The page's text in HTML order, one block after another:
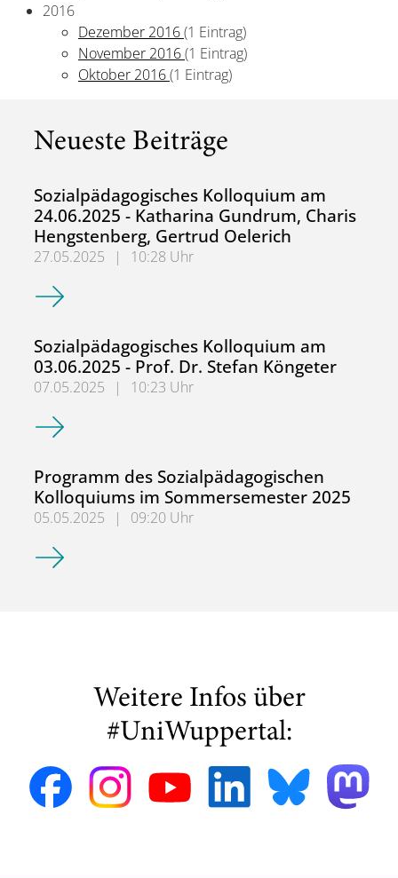
2016
Dezember 2016(1 Eintrag)
November 2016(1 Eintrag)
Oktober 2016(1 Eintrag)
Neueste Beiträge
Sozialpädagogisches Kolloquium am
24.06.2025 - Katharina Gundrum, Charis
Hengstenberg, Gertrud Oelerich
27.05.2025 |
10:28 Uhr
Sozialpädagogisches Kolloquium am 24.06.2025 -
Sozialpädagogisches Kolloquium am
03.06.2025 - Prof. Dr. Stefan Köngeter
07.05.2025 |
10:23 Uhr
Sozialpädagogisches Kolloquium am 03.06.2025 - Prof.
Programm des Sozialpädagogischen
Kolloquiums im Sommersemester 2025
05.05.2025 |
09:20 Uhr
Programm des Sozialpädagogischen Kolloquiums im
Weitere Infos über
#UniWuppertal: